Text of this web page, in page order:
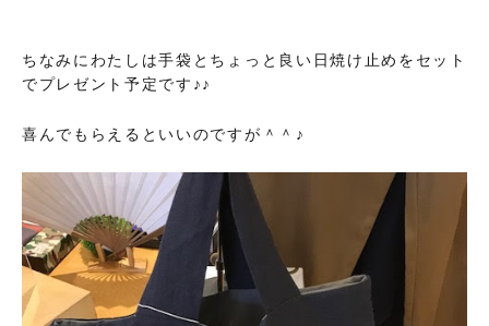
ちなみにわたしは手袋とちょっと良い日焼け止めをセット
でプレゼント予定です♪♪
喜んでもらえるといいのですが＾＾♪